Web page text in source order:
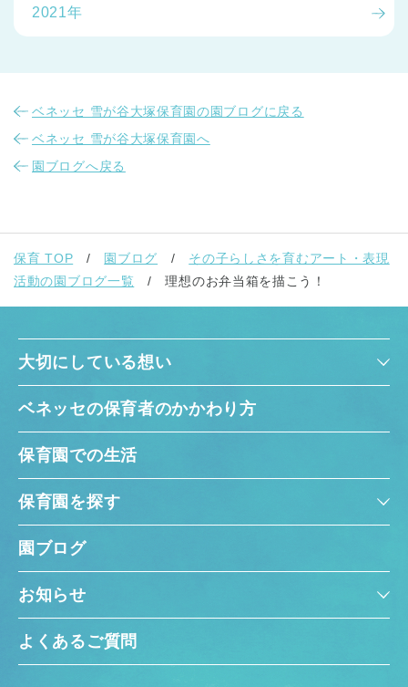
2021年
ベネッセ 雪が谷大塚保育園の園ブログに戻る
ベネッセ 雪が谷大塚保育園へ
園ブログへ戻る
保育 TOP 園ブログ
その子らしさを育むアート・表現
活動の園ブログ一覧
理想のお弁当箱を描こう！
大切にしている想い
ベネッセの保育者のかかわり方
保育園での生活
保育園を探す
園ブログ
お知らせ
よくあるご質問